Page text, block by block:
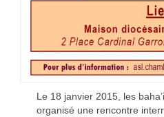
Le 18 janvier 2015, les
organisé une rencontre